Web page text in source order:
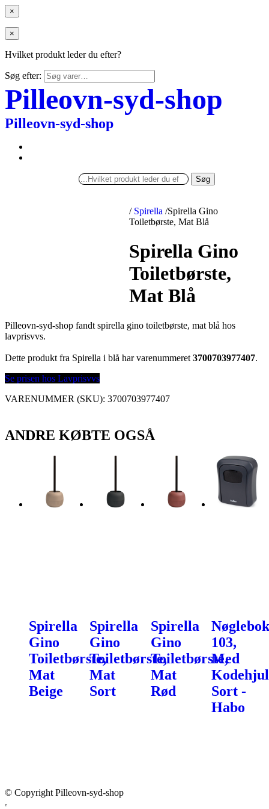
×
×
Hvilket produkt leder du efter?
Søg efter:
Pilleovn-syd-shop
Pilleovn-syd-shop
Søg
/ Spirella /Spirella Gino
Toiletbørste, Mat Blå
Spirella Gino
Toiletbørste,
Mat Blå
Pilleovn-syd-shop fandt spirella gino toiletbørste, mat blå hos
lavprisvvs.
Dette produkt fra Spirella i blå har varenummeret 3700703977407.
Se prisen hos Lavprisvvs
VARENUMMER (SKU): 3700703977407
ANDRE KØBTE OGSÅ
Spirella
Gino
Toiletbørste,
Mat
Beige
Spirella
Gino
Toiletbørste,
Mat
Sort
Spirella
Gino
Toiletbørste,
Mat
Rød
103,
Med
Sort -
Habo
© Copyright Pilleovn-syd-shop